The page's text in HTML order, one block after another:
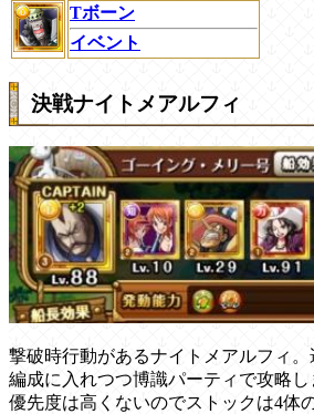
Tボーン
イベント
決戦ナイトメアルフィ
撃破時行動があるナイトメアルフィ
編成に入れつつ博識パーティで攻略
優先度は高くないのでストックは4体